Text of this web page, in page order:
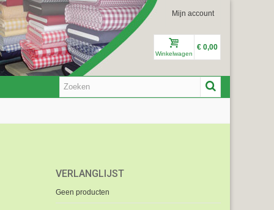
Mijn account
Winkelwagen
€ 0,00
VERLANGLIJST
Geen producten